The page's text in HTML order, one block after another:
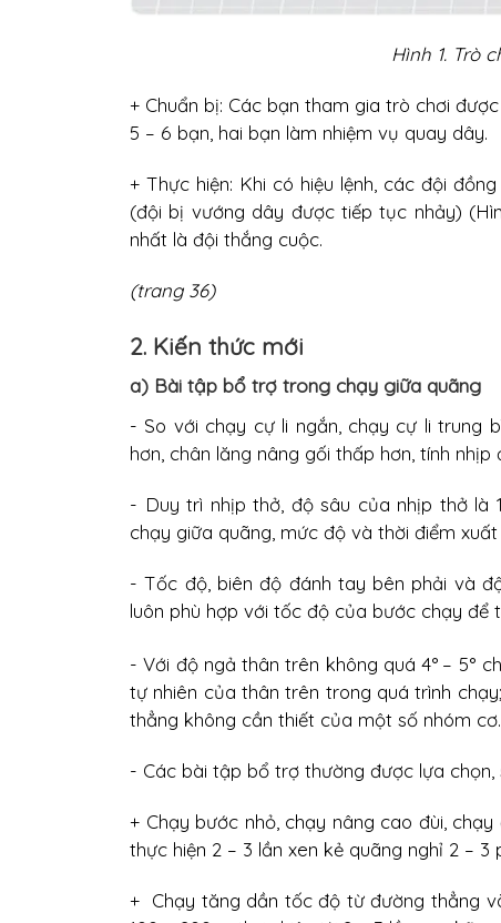
Hình 1. Trò
+ Chuẩn bị: Các bạn tham gia trò chơi
5 – 6 bạn, hai bạn làm nhiệm vụ quay dây.
+ Thực hiện: Khi có hiệu lệnh, các đội
(đội bị vướng dây được tiếp tục nhảy)
nhất là đội thắng cuộc.
(trang 36)
2. Kiến thức mới
a) Bài tập bổ trợ trong chạy giữa quãng
- So với chạy cự li ngắn, chạy cự li trung
hơn, chân lăng nâng gối thấp hơn, tính
- Duy trì nhịp thở, độ sâu của nhịp thở
chạy giữa quãng, mức độ và thời điểm xuất
- Tốc độ, biên độ đánh tay bên phải và
luôn phù hợp với tốc độ của bước chạy để
- Với độ ngả thân trên không quá 4° – 5°
tự nhiên của thân trên trong quá trình
thẳng không cần thiết của một số nhóm cơ.
- Các bài tập bổ trợ thường được lựa
+ Chạy bước nhỏ, chạy nâng cao đùi,
thực hiện 2 – 3 lần xen kẻ quãng nghỉ 2 – 3
+ Chạy tăng dần tốc độ từ đường thẳng